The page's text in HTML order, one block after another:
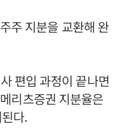
주 지분을 교환해 완
편입 과정이 끝나면
리츠증권 지분율은
다.